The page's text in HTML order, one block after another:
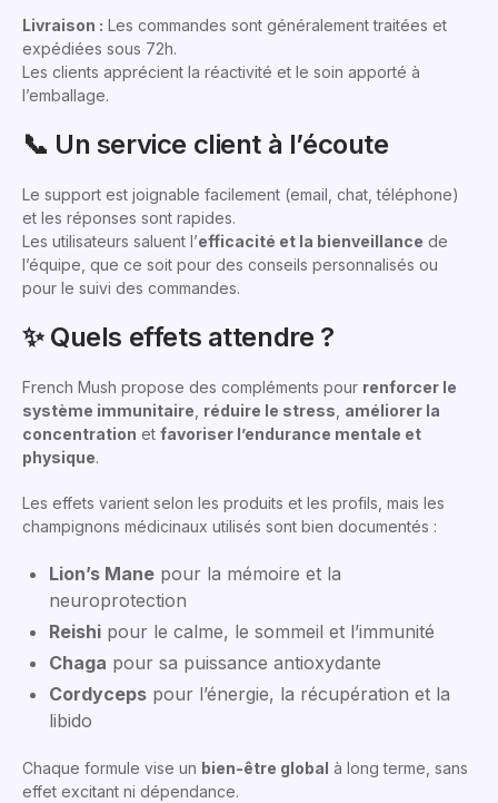
Livraison : Les commandes sont généralement traitées et
expédiées sous 72h.
Les clients apprécient la réactivité et le soin apporté à
l’emballage.
📞 Un service client à l’écoute
Le support est joignable facilement (email, chat, téléphone)
et les réponses sont rapides.
Les utilisateurs saluent l’efficacité et la bienveillance de
l’équipe, que ce soit pour des conseils personnalisés ou
pour le suivi des commandes.
✨ Quels effets attendre ?
French Mush propose des compléments pour renforcer le
système immunitaire, réduire le stress, améliorer la
concentration et favoriser l’endurance mentale et
physique.
Les effets varient selon les produits et les profils, mais les
champignons médicinaux utilisés sont bien documentés :
Lion’s Mane pour la mémoire et la
neuroprotection
Reishi pour le calme, le sommeil et l’immunité
Chaga pour sa puissance antioxydante
Cordyceps pour l’énergie, la récupération et la
libido
Chaque formule vise un bien-être global à long terme, sans
effet excitant ni dépendance.